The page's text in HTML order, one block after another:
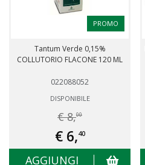
PROMO
Tantum Verde 0,15%
COLLUTORIO FLACONE 120 ML
022088052
DISPONIBILE
€ 8,00
€ 6,40
AGGIUNGI